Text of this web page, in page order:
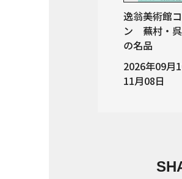
逸翁美術館
ン 蕪村・
の名品
2026年09月
11月08日